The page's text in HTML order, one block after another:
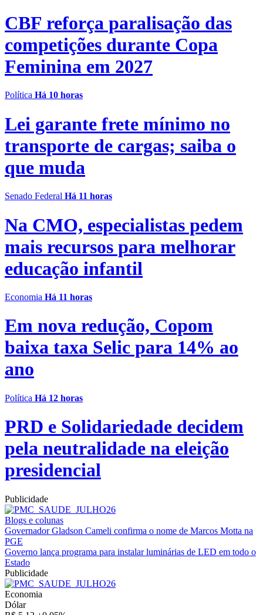
CBF reforça paralisação das
competições durante Copa
Feminina em 2027
Política Há 10 horas
Lei garante frete mínimo no
transporte de cargas; saiba o
que muda
Senado Federal Há 11 horas
Na CMO, especialistas pedem
mais recursos para melhorar
educação infantil
Economia Há 11 horas
Em nova redução, Copom
baixa taxa Selic para 14% ao
ano
Política Há 12 horas
PRD e Solidariedade decidem
pela neutralidade na eleição
presidencial
Publicidade
Blogs e colunas
Governador Gladson Cameli confirma o nome de Marcos Motta na
PGE
Governo lança programa para instalar luminárias de LED em todo o
Estado
Publicidade
Economia
Dólar